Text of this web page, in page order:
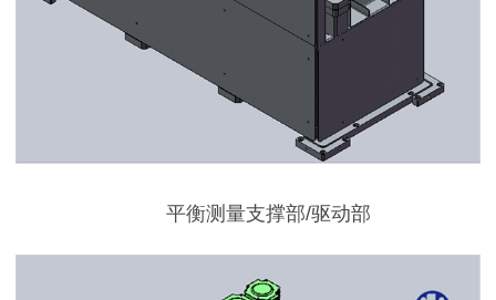
平衡测量支撑部/驱动部